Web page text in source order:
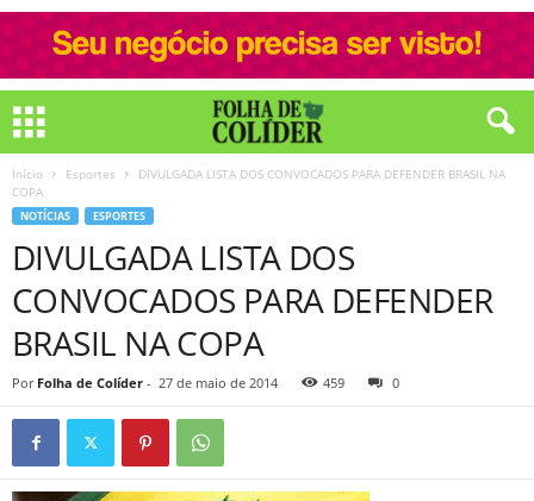
Início Esportes
DIVULGADA LISTA DOS CONVOCADOS PARA DEFENDER BRASIL NA
COPA
NOTÍCIAS ESPORTES
DIVULGADA LISTA DOS
CONVOCADOS PARA DEFENDER
BRASIL NA COPA
Por Folha de Colíder - 27 de maio de 2014 459 0